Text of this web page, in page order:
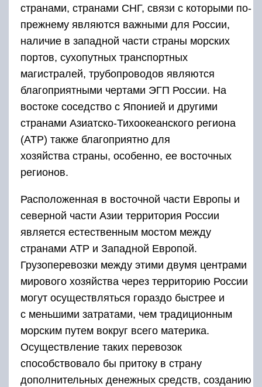
странами, странами СНГ, связи с которыми по-
прежнему являются важными для России,
наличие в западной части страны морских
портов, сухопутных транспортных
магистралей, трубопроводов являются
благоприятными чертами ЭГП России. На
востоке соседство с Японией и другими
странами Азиатско-Тихоокеанского региона
(АТР) также благоприятно для
хозяйства страны, особенно, ее восточных
регионов.
Расположенная в восточной части Европы и
северной части Азии территория России
является естественным мостом между
странами АТР и Западной Европой.
Грузоперевозки между этими двумя центрами
мирового хозяйства через территорию России
могут осуществляться гораздо быстрее и
с меньшими затратами, чем традиционным
морским путем вокруг всего материка.
Осуществление таких перевозок
способствовало бы притоку в страну
дополнительных денежных средств, созданию